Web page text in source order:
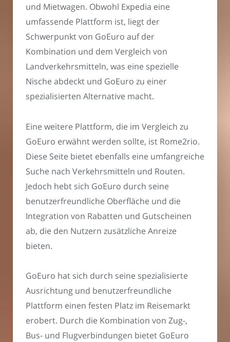
und Mietwagen. Obwohl Expedia eine
umfassende Plattform ist, liegt der
Schwerpunkt von GoEuro auf der
Kombination und dem Vergleich von
Landverkehrsmitteln, was eine spezielle
Nische abdeckt und GoEuro zu einer
spezialisierten Alternative macht.
Eine weitere Plattform, die im Vergleich zu
GoEuro erwähnt werden sollte, ist Rome2rio.
Diese Seite bietet ebenfalls eine umfangreiche
Suche nach Verkehrsmitteln und Routen.
Jedoch hebt sich GoEuro durch seine
benutzerfreundliche Oberfläche und die
Integration von Rabatten und Gutscheinen
ab, die den Nutzern zusätzliche Anreize
bieten.
GoEuro hat sich durch seine spezialisierte
Ausrichtung und benutzerfreundliche
Plattform einen festen Platz im Reisemarkt
erobert. Durch die Kombination von Zug-,
Bus- und Flugverbindungen bietet GoEuro